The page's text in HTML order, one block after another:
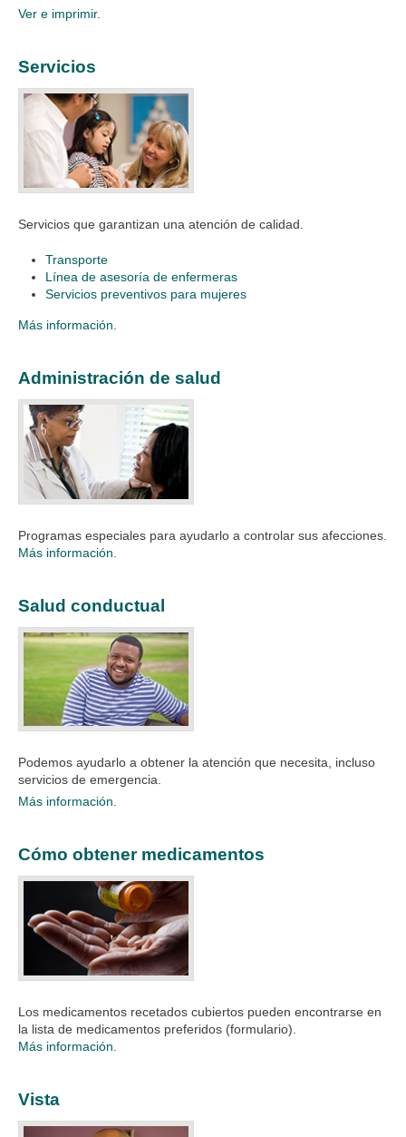
Ver e imprimir.
Servicios
Servicios que garantizan una atención de calidad.
Transporte
Línea de asesoría de enfermeras
Servicios preventivos para mujeres
Más información.
Administración de salud
Programas especiales para ayudarlo a controlar sus afecciones.
Más información.
Salud conductual
Podemos ayudarlo a obtener la atención que necesita, incluso
servicios de emergencia.​​
Más información.
Cómo obtener medicamentos
Los medicamentos recetados cubiertos pueden encontrarse en
la lista de medicamentos preferidos (formulario).
Más información.
Vista